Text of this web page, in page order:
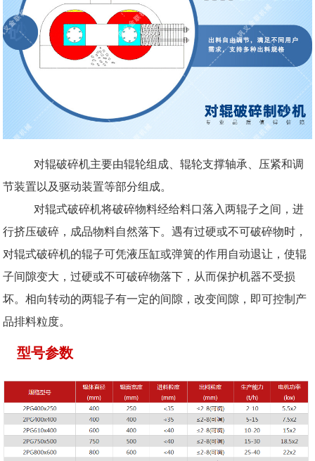
对辊破碎机主要由辊轮组成、辊轮支撑轴承、压紧和调
节装置以及驱动装置等部分组成。
对辊式破碎机将破碎物料经给料口落入两辊子之间，进
行挤压破碎，成品物料自然落下。遇有过硬或不可破碎物时，
对辊式破碎机的辊子可凭液压缸或弹簧的作用自动退让，使辊
子间隙变大，过硬或不可破碎物落下，从而保护机器不受损
坏。相向转动的两辊子有一定的间隙，改变间隙，即可控制产
品排料粒度。
型号参数